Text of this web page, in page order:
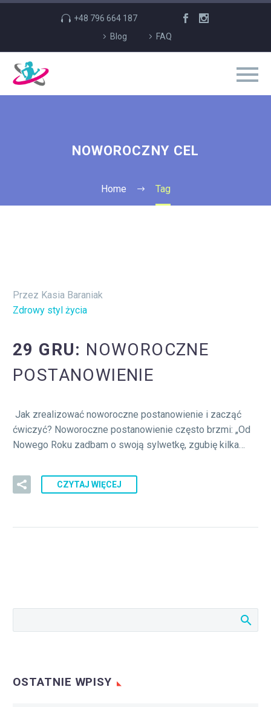
+48 796 664 187
Blog
FAQ
NOWOROCZNY CEL
Home Tag
Przez Kasia Baraniak
Zdrowy styl życia
29 GRU: NOWOROCZNE
POSTANOWIENIE
Jak zrealizować noworoczne postanowienie i zacząć
ćwiczyć? Noworoczne postanowienie często brzmi: „Od
Nowego Roku zadbam o swoją sylwetkę, zgubię kilka…
CZYTAJ WIĘCEJ
OSTATNIE WPISY